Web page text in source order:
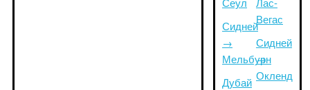
Сидней
→
Мельбурн
Дубай
Вегас
Сидней
→
Окленд